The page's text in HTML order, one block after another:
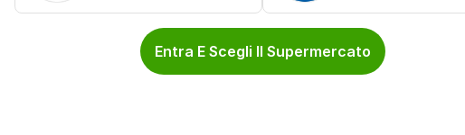
Entra E Scegli Il Supermercato